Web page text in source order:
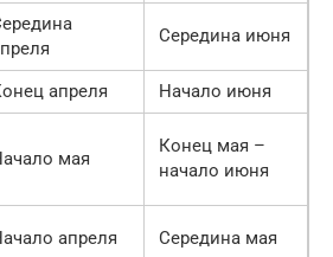
Середина июня
апреля
Начало июня
мая
Конец мая –
начало июня
апреля Середина мая